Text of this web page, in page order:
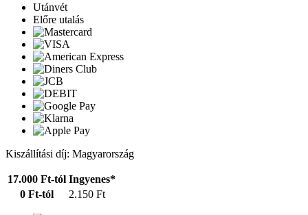
Utánvét
Előre utalás
Kiszállítási díj: Magyarország
17.000 Ft-tól Ingyenes*
0 Ft-tól
2.150 Ft